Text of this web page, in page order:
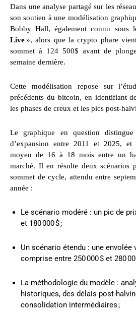
Dans une analyse partagé sur les
son soutien à une modélisation
Bobby Hall, également connu sous
Live», alors que la crypto phare
sommet à 124 500$ avant de
semaine dernière.
Cette modélisation repose sur
précédents du bitcoin, en identifiant
les phases de creux et les pics post-
Le graphique en question distingue
d’expansion entre 2011 et 2025, et
moyen de 16 à 18 mois entre un
marché. Il en résulte deux scénarios
sommet de cycle, attendu entre
année :
Le scénario modéré : un pic de
et 180 000 $ ;
Un scénario étendu : une envolée
comprise entre 250 000 $ et 280
La méthodologie du modèle :
historiques, des délais post-
consolidation intermédiaires ;